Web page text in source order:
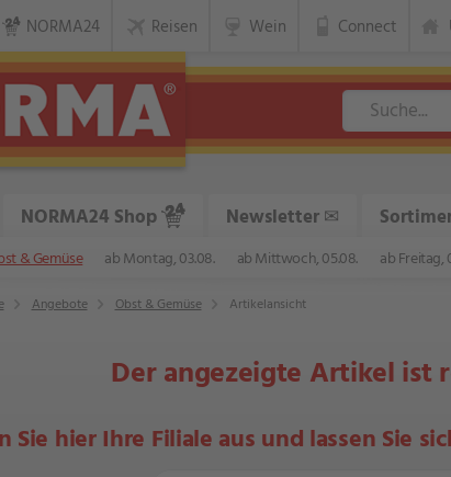
NORMA24 Reisen Wein Connect
& Gemüse ab Montag, 03.08. ab Mittwoch, 05.08. ab Freitag,
NORMA24 Shop Newsletter✉
Angebote Obst & Gemüse Artikelansicht
Der angezeigte Artikel ist
Sie hier Ihre Filiale aus und lassen Sie